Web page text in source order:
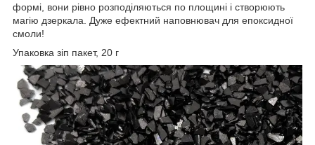
формі, вони рівно розподіляються по площині і створюють
магію дзеркала. Дуже ефектний наповнювач для епоксидної
смоли!
Упаковка зіп пакет, 20 г